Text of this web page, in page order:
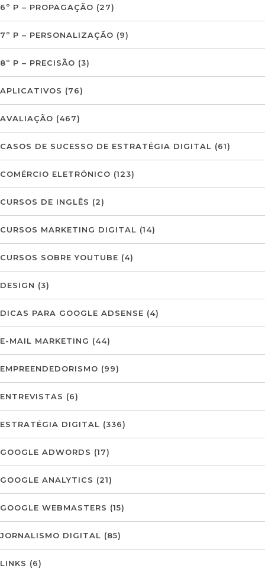
6º P – PROPAGAÇÃO (27)
7º P – PERSONALIZAÇÃO (9)
8º P – PRECISÃO (3)
APLICATIVOS (76)
AVALIAÇÃO (467)
CASOS DE SUCESSO DE ESTRATÉGIA DIGITAL (61)
COMÉRCIO ELETRÓNICO (123)
CURSOS DE INGLÊS (2)
CURSOS MARKETING DIGITAL (14)
CURSOS SOBRE YOUTUBE (4)
DESIGN (3)
DICAS PARA GOOGLE ADSENSE (4)
E-MAIL MARKETING (44)
EMPREENDEDORISMO (99)
ENTREVISTAS (6)
ESTRATÉGIA DIGITAL (336)
GOOGLE ADWORDS (17)
GOOGLE ANALYTICS (21)
GOOGLE WEBMASTERS (15)
JORNALISMO DIGITAL (85)
LINKS (6)